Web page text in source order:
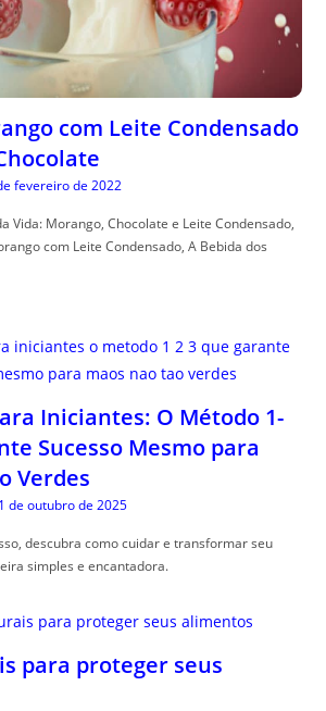
com Leite Condensado
fevereiro de 2022
Vida: Morango, Chocolate e Leite Condensado,
com Leite Condensado, A Bebida dos
Iniciantes: O Método 1-
Sucesso Mesmo para
Verdes
de outubro de 2025
descubra como cuidar e transformar seu
simples e encantadora.
para proteger seus